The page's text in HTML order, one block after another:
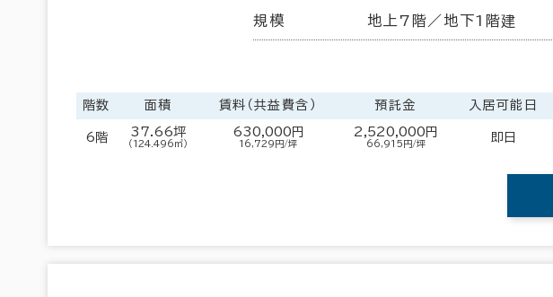
規模 地上7階／地下1階建
階数 面積 賃料（共益費含） 預託金 入居可能日
6階 37.66坪
（124.496㎡）
630,000円
16,729円/坪
2,520,000円
66,915円/坪 即日